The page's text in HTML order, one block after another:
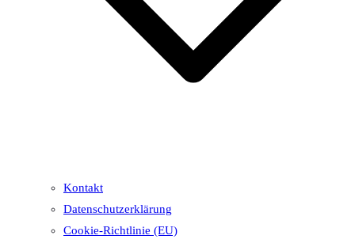
Kontakt
Datenschutzerklärung
Cookie-Richtlinie (EU)